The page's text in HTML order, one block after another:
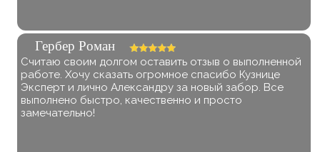
Гербер Роман
Считаю своим долгом оставить отзыв о выполненной
работе. Хочу сказать огромное спасибо Кузнице
Эксперт и лично Александру за новый забор. Все
выполнено быстро, качественно и просто
замечательно!